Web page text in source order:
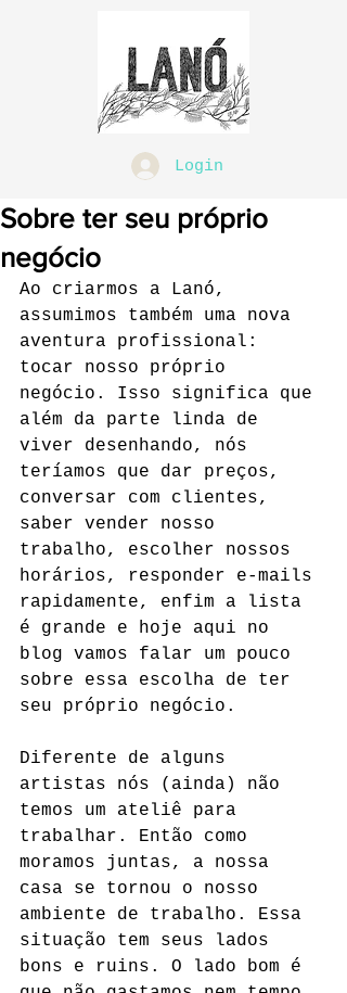
Login
Sobre ter seu próprio
negócio
Ao criarmos a Lanó,
assumimos também uma nova
aventura profissional:
tocar nosso próprio
negócio. Isso significa que
além da parte linda de
viver desenhando, nós
teríamos que dar preços,
conversar com clientes,
saber vender nosso
trabalho, escolher nossos
horários, responder e-mails
rapidamente, enfim a lista
é grande e hoje aqui no
blog vamos falar um pouco
sobre essa escolha de ter
seu próprio negócio.
Diferente de alguns
artistas nós (ainda) não
temos um ateliê para
trabalhar. Então como
moramos juntas, a nossa
casa se tornou o nosso
ambiente de trabalho. Essa
situação tem seus lados
bons e ruins. O lado bom é